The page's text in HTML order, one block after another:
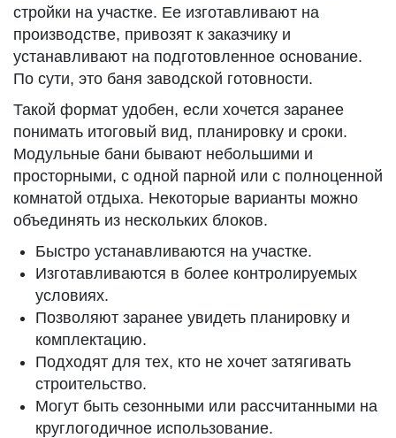
стройки на участке. Ее изготавливают на
производстве, привозят к заказчику и
устанавливают на подготовленное основание.
По сути, это баня заводской готовности.
Такой формат удобен, если хочется заранее
понимать итоговый вид, планировку и сроки.
Модульные бани бывают небольшими и
просторными, с одной парной или с полноценной
комнатой отдыха. Некоторые варианты можно
объединять из нескольких блоков.
Быстро устанавливаются на участке.
Изготавливаются в более контролируемых
условиях.
Позволяют заранее увидеть планировку и
комплектацию.
Подходят для тех, кто не хочет затягивать
строительство.
Могут быть сезонными или рассчитанными на
круглогодичное использование.